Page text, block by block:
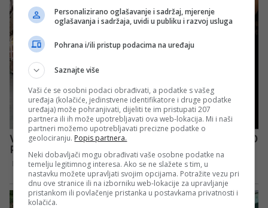
Personalizirano oglašavanje i sadržaj, mjerenje
oglašavanja i sadržaja, uvidi u publiku i razvoj usluga
Pohrana i/ili pristup podacima na uređaju
Saznajte više
Vaši će se osobni podaci obrađivati, a podatke s vašeg
uređaja (kolačiće, jedinstvene identifikatore i druge podatke
uređaja) može pohranjivati, dijeliti te im pristupati 207
partnera ili ih može upotrebljavati ova web-lokacija. Mi i naši
partneri možemo upotrebljavati precizne podatke o
geolociranju. Popis partnera.
Neki dobavljači mogu obrađivati vaše osobne podatke na
temelju legitimnog interesa. Ako se ne slažete s tim, u
nastavku možete upravljati svojim opcijama. Potražite vezu pri
dnu ove stranice ili na izborniku web-lokacije za upravljanje
pristankom ili povlačenje pristanka u postavkama privatnosti i
kolačića.